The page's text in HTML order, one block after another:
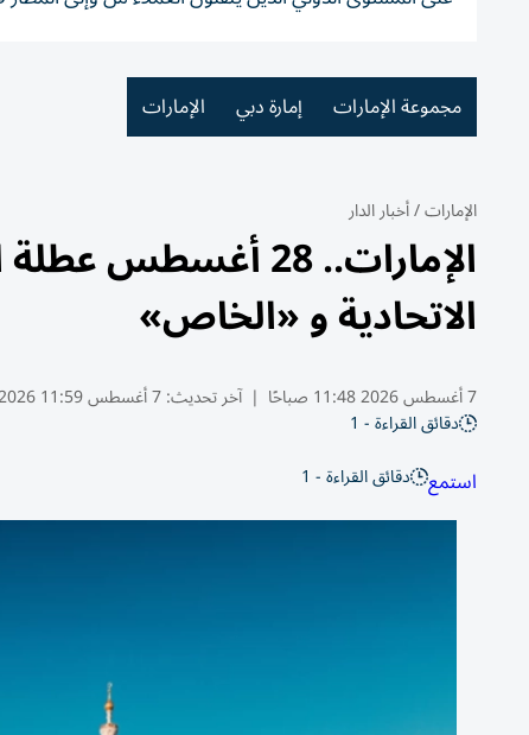
مجموعة الإمارات إمارة دبي الإمارات
الإمارات/أخبار الدار
الإمارات.. 28
الاتحادية و «الخاص»
7 أغسطس 2026 11:48 صباحًا | آخر تحديث:7 أغسطس 11:59 2026
دقائق القراءة - 1
استمع دقائق القراءة - 1